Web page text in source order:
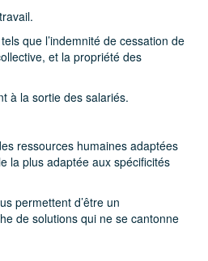
que l’indemnité de cessation de
et la propriété des
à la sortie des salariés.
ressources humaines adaptées
la plus adaptée aux spécificités
permettent d’être un
de solutions qui ne se cantonne